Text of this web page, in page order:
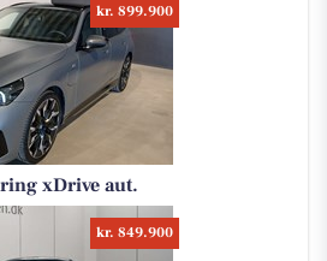
kr. 899.900
xDrive aut.
kr. 849.900